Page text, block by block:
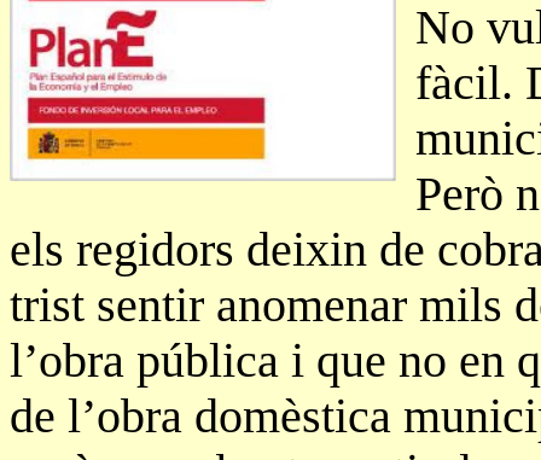
No
fàcil.
Però
els regidors deixin de
trist sentir anomenar mils
l’obra pública i que no en
de l’obra domèstica